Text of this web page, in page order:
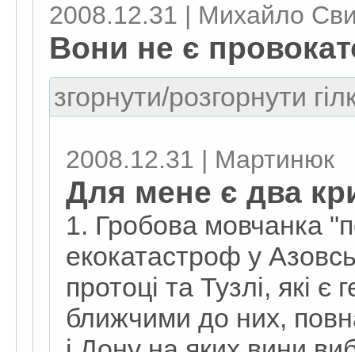
2008.12.31 | Михайло
Вони не є
згорнути/розгорнути
2008.12.31 | Мартинюк
Для мене є два
1. Гробова мовчанка
екокатастроф у
протоці та Тузлі, які є
ближчими до них,